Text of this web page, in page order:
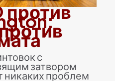
против
с
затвором
никаких проблем